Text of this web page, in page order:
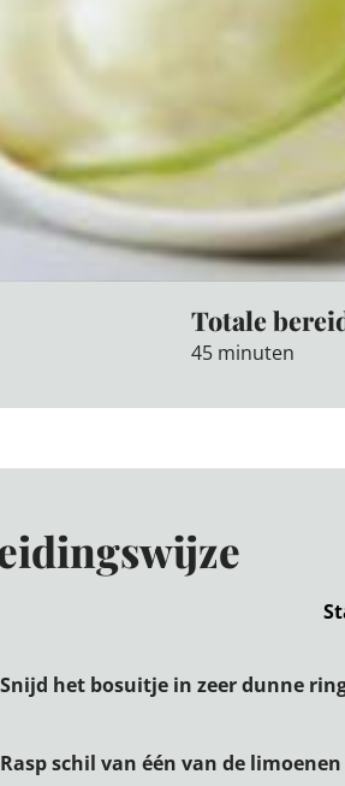
Totale
45 minuten
Snijd het bosuitje in zeer dunne
Rasp schil van één van de